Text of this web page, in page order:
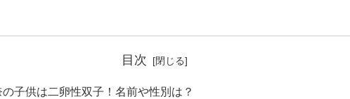
目次
子供は二卵性双子！名前や性別は？